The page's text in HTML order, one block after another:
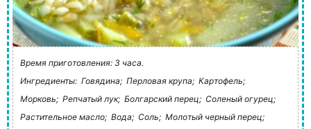
Время приготовления: 3 часа.
Ингредиенты: Говядина; Перловая крупа; Картофель;
Морковь; Репчатый лук; Болгарский перец; Соленый огурец;
Растительное масло; Вода; Соль; Молотый черный перец;